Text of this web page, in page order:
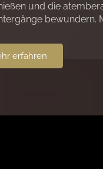
und die
bewundern.
erfahren